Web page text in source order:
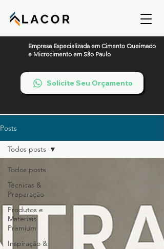
Empresa Especializada em Cimento Queimado
e Microcimento em São Paulo
Solicite Seu Orçamento
Posts
Todos posts
Técnicas &
Preparação
Produtos e
Materiais
Premium
Inspiração &
Todos posts